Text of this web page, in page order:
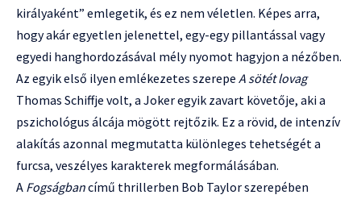
királyaként” emlegetik, és ez nem véletlen. Képes arra,
hogy akár egyetlen jelenettel, egy-egy pillantással vagy
egyedi hanghordozásával mély nyomot hagyjon a nézőben.
Az egyik első ilyen emlékezetes szerepe A sötét lovag
Thomas Schiffje volt, a Joker egyik zavart követője, aki a
pszichológus álcája mögött rejtőzik. Ez a rövid, de intenzív
alakítás azonnal megmutatta különleges tehetségét a
furcsa, veszélyes karakterek megformálásában.
A Fogságbancímű thrillerben Bob Taylor szerepében